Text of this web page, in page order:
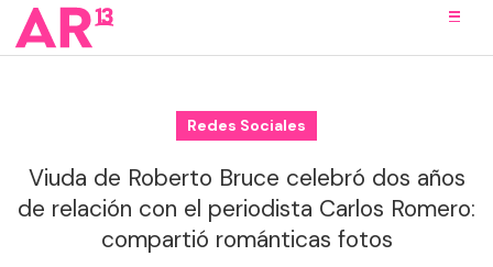
Redes Sociales
Viuda de Roberto Bruce celebró dos años
de relación con el periodista Carlos Romero:
compartió románticas fotos